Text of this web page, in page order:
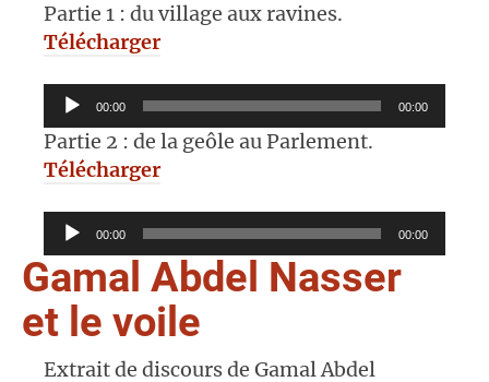
Partie 1 : du village aux ravines.
Télécharger
Lecteur
audio
00:00 00:00
Partie 2 : de la geôle au Parlement.
Télécharger
Lecteur
audio
00:00 00:00
Gamal Abdel Nasser
et le voile
Extrait de discours de Gamal Abdel